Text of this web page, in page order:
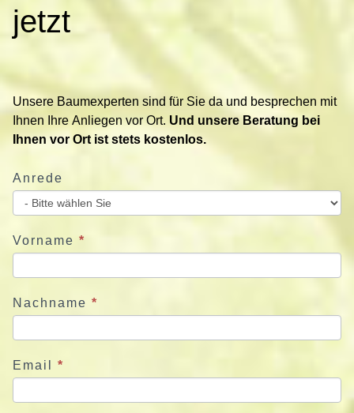
t
e
r
e
S
e
u
n
s
e
t
jetzt
Unsere Baumexperten sind für Sie da und besprechen mit
Ihnen Ihre Anliegen vor Ort. Und unsere Beratung bei
Ihnen vor Ort ist stets kostenlos.
Anrede
Vorname *
Nachname *
Email *